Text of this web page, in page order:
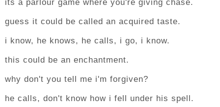
its a parlour game where you're giving chase.
guess it could be called an acquired taste.
i know, he knows, he calls, i go, i know.
this could be an enchantment.
why don't you tell me i'm forgiven?
he calls, don't know how i fell under his spell.